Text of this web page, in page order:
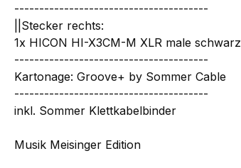
---------------------------------------
||Stecker rechts:
1x HICON HI-X3CM-M XLR male schwarz
---------------------------------------
Kartonage: Groove+ by Sommer Cable
---------------------------------------
inkl. Sommer Klettkabelbinder
Musik Meisinger Edition